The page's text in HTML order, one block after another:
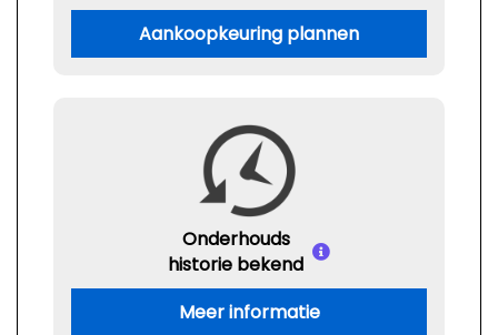
Aankoopkeuring plannen
Onderhouds
historie bekend
Meer informatie